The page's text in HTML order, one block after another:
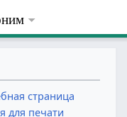
страница
для печати